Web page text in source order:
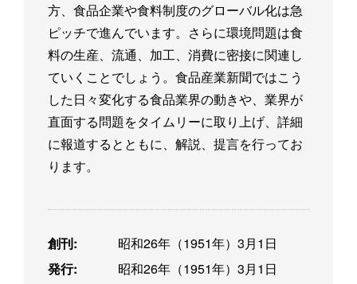
方、食品企業や食料制度のグローバル化は急
ピッチで進んでいます。さらに環境問題は食
料の生産、流通、加工、消費に密接に関連し
ていくことでしょう。食品産業新聞ではこう
した日々変化する食品業界の動きや、業界が
直面する問題をタイムリーに取り上げ、詳細
に報道するとともに、解説、提言を行ってお
ります。
創刊:
昭和26年（1951年）3月1日
発行:
昭和26年（1951年）3月1日